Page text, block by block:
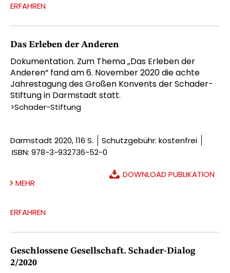
ERFAHREN
Das Erleben der Anderen
Dokumentation. Zum Thema „Das Erleben der
Anderen“ fand am 6. November 2020 die achte
Jahrestagung des Großen Konvents der Schader-
Stiftung in Darmstadt statt.
>Schader-Stiftung
Darmstadt 2020, 116 S.
Schutzgebühr: kostenfrei
ISBN: 978-3-932736-52-0
MEHR
ERFAHREN
DOWNLOAD PUBLIKATION
Geschlossene Gesellschaft. Schader-Dialog
2/2020